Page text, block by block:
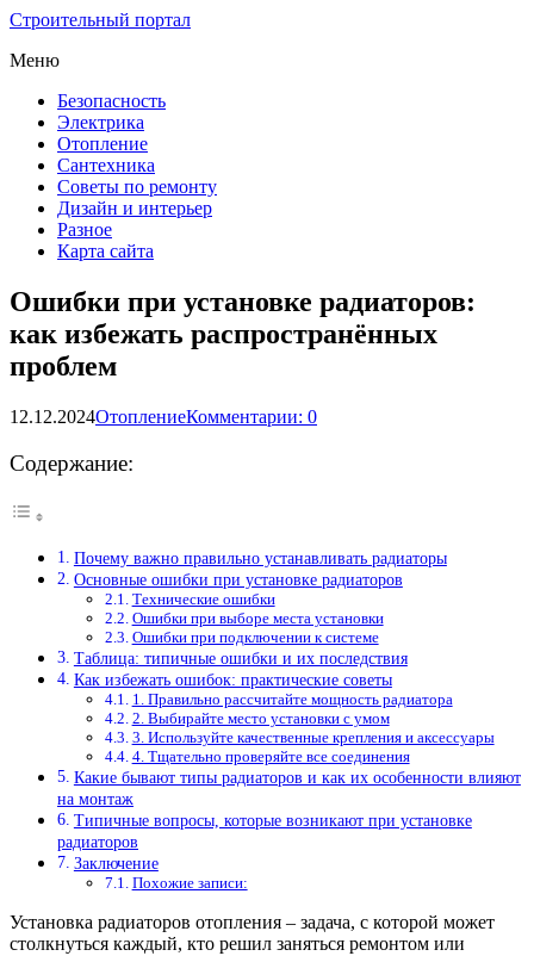
Строительный портал
Меню
Безопасность
Электрика
Отопление
Сантехника
Советы по ремонту
Дизайн и интерьер
Разное
Карта сайта
Ошибки при установке радиаторов:
как избежать распространённых
проблем
12.12.2024ОтоплениеКомментарии: 0
Содержание:
Почему важно правильно устанавливать радиаторы
Основные ошибки при установке радиаторов
Технические ошибки
Ошибки при выборе места установки
Ошибки при подключении к системе
Таблица: типичные ошибки и их последствия
Как избежать ошибок: практические советы
1. Правильно рассчитайте мощность радиатора
2. Выбирайте место установки с умом
3. Используйте качественные крепления и аксессуары
4. Тщательно проверяйте все соединения
Какие бывают типы радиаторов и как их особенности влияют
на монтаж
Типичные вопросы, которые возникают при установке
радиаторов
Заключение
Похожие записи:
Установка радиаторов отопления – задача, с которой может
столкнуться каждый, кто решил заняться ремонтом или